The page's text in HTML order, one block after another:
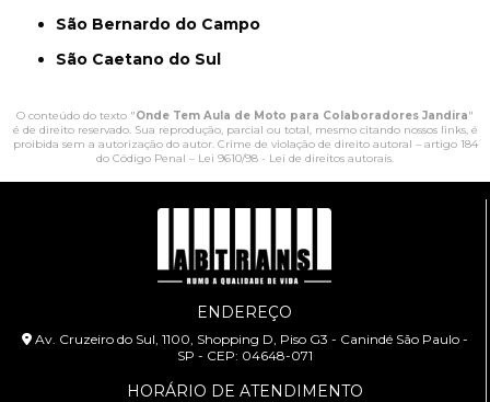
São Bernardo do Campo
São Caetano do Sul
O conteúdo do texto "Onde Tem Aula de Moto para Colaboradores Jandira"
é de direito reservado. Sua reprodução, parcial ou total, mesmo citando nossos links, é
proibida sem a autorização do autor. Crime de violação de direito autoral – artigo 184
do Código Penal – Lei 9610/98 - Lei de direitos autorais.
ENDEREÇO
Av. Cruzeiro do Sul, 1100, Shopping D, Piso G3 - Canindé São Paulo -
SP - CEP: 04648-071
HORÁRIO DE ATENDIMENTO